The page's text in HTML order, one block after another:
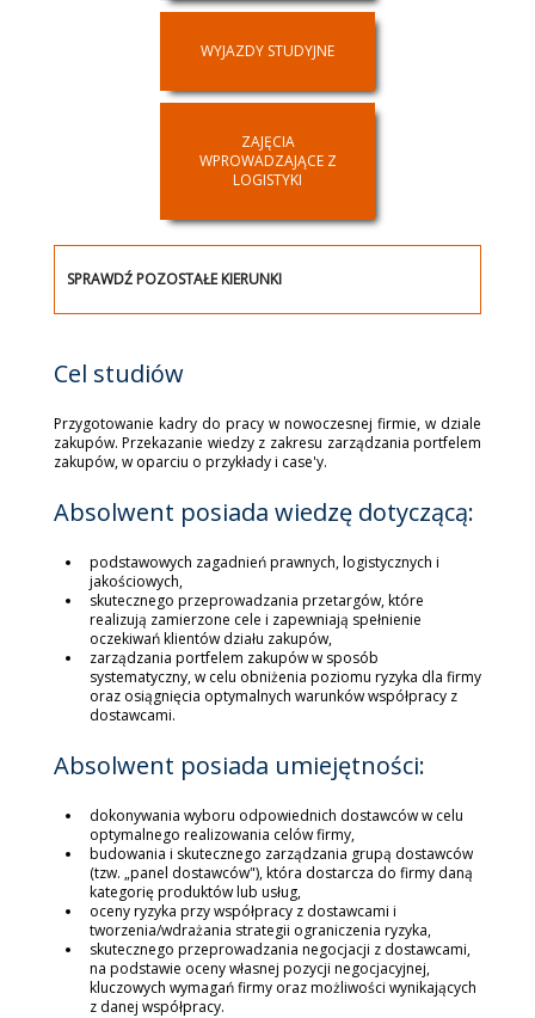
WYJAZDY STUDYJNE
ZAJĘCIA
WPROWADZAJĄCE Z
LOGISTYKI
SPRAWDŹ POZOSTAŁE KIERUNKI
Cel studiów
Przygotowanie kadry do pracy w nowoczesnej firmie, w dziale
zakupów. Przekazanie wiedzy z zakresu zarządzania portfelem
zakupów, w oparciu o przykłady i case'y.
Absolwent posiada wiedzę dotyczącą:
podstawowych zagadnień prawnych, logistycznych i
jakościowych,
skutecznego przeprowadzania przetargów, które
realizują zamierzone cele i zapewniają spełnienie
oczekiwań klientów działu zakupów,
zarządzania portfelem zakupów w sposób
systematyczny, w celu obniżenia poziomu ryzyka dla firmy
oraz osiągnięcia optymalnych warunków współpracy z
dostawcami.
Absolwent posiada umiejętności:
dokonywania wyboru odpowiednich dostawców w celu
optymalnego realizowania celów firmy,
budowania i skutecznego zarządzania grupą dostawców
(tzw. „panel dostawców"), która dostarcza do firmy daną
kategorię produktów lub usług,
oceny ryzyka przy współpracy z dostawcami i
tworzenia/wdrażania strategii ograniczenia ryzyka,
skutecznego przeprowadzania negocjacji z dostawcami,
na podstawie oceny własnej pozycji negocjacyjnej,
kluczowych wymagań firmy oraz możliwości wynikających
z danej współpracy.